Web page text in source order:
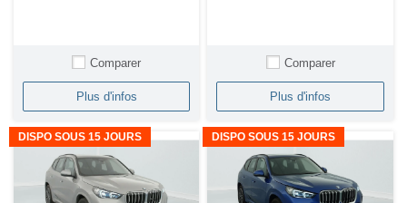
Comparer
Plus d'infos
Comparer
Plus d'infos
DISPO SOUS 15 JOURS DISPO SOUS 15 JOURS